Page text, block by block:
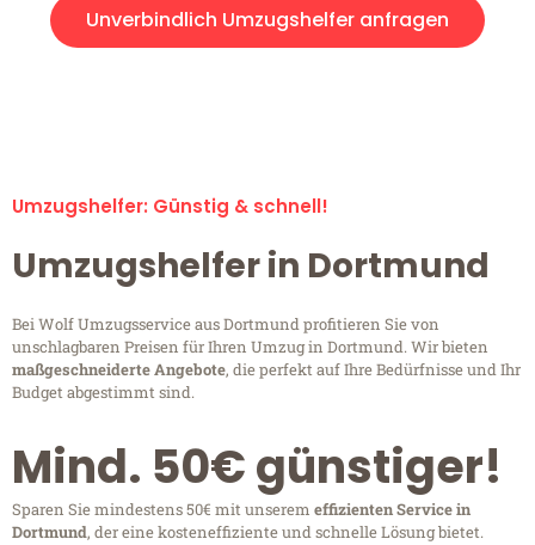
Unverbindlich Umzugshelfer anfragen
Umzugshelfer: Günstig & schnell!
Umzugshelfer in Dortmund
Bei Wolf Umzugsservice aus Dortmund profitieren Sie von
unschlagbaren Preisen für Ihren Umzug in Dortmund. Wir bieten
maßgeschneiderte Angebote, die perfekt auf Ihre Bedürfnisse und Ihr
Budget abgestimmt sind.
Mind. 50€ günstiger!
Sparen Sie mindestens 50€ mit unserem effizienten Service in
Dortmund, der eine kosteneffiziente und schnelle Lösung bietet.